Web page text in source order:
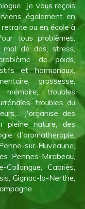
Je vous reçois
également en
ou en école à
tous problèmes:
mal de dos, stress,
de poids,
et hormonaux,
grossesse,
troubles
troubles du
J'organise des
pleine nature, des
d'aromathérapie.
sur-Huveaune,
Pennes-Mirabeau,
Cabriès,
Gignac-la-Nerthe;